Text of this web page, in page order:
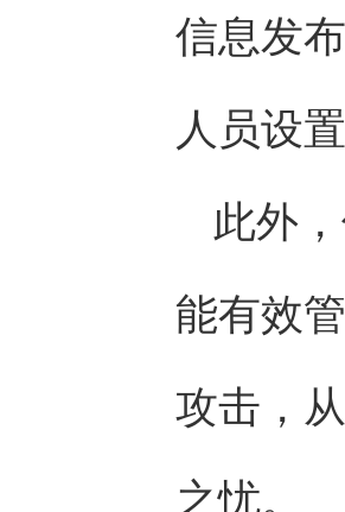
信息发
人员设
此外
能有效
攻击，
之忧。